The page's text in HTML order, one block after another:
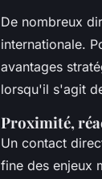
De nombreux
internationale.
avantages
lorsqu'il s'agit
Proximité,
Un contact
fine des enjeux